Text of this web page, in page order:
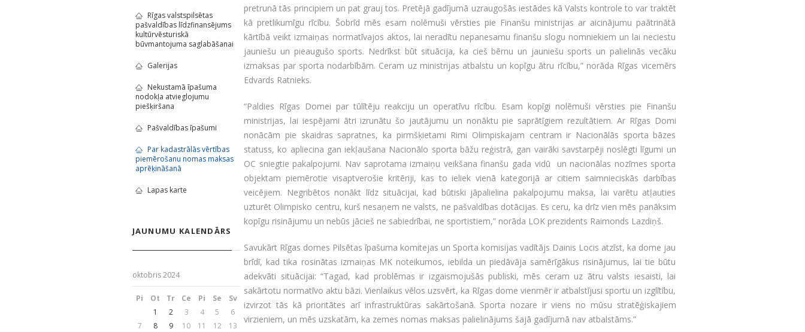
pretrunā tās principiem un pat grauj tos. Pretējā gadījumā uzraugošās iestādes kā Valsts kontrole to var traktēt
kā pretlikumīgu rīcību. Šobrīd mēs esam nolēmuši vērsties pie Finanšu ministrijas ar aicinājumu paātrinātā
kārtībā veikt izmaiņas normatīvajos aktos, lai neradītu nepanesamu finanšu slogu nomniekiem un lai neciestu
jauniešu un pieaugušo sports. Nedrīkst būt situācija, ka cieš bērnu un jauniešu sports un palielinās vecāku
izmaksas par sporta nodarbībām. Ceram uz ministrijas atbalstu un kopīgu ātru rīcību,” norāda Rīgas vicemērs
Edvards Ratnieks.
“Paldies Rīgas Domei par tūlītēju reakciju un operatīvu rīcību. Esam kopīgi nolēmuši vērsties pie Finanšu
ministrijas, lai iespējami ātri izrunātu šo jautājumu un nonāktu pie saprātīgiem rezultātiem. Ar Rīgas Domi
nonācām pie skaidras sapratnes, ka pirmšķietami Rimi Olimpiskajam centram ir Nacionālās sporta bāzes
statuss, ko apliecina gan iekļaušana Nacionālo sporta bāžu reģistrā, gan vairāki savstarpēji noslēgti līgumi un
OC sniegtie pakalpojumi. Nav saprotama izmaiņu veikšana finanšu gada vidū un nacionālas nozīmes sporta
objektam piemērotie visaptverošie kritēriji, kas to ieliek vienā kategorijā ar citiem saimnieciskās darbības
veicējiem. Negribētos nonākt līdz situācijai, kad būtiski jāpalielina pakalpojumu maksa, lai varētu atļauties
uzturēt Olimpisko centru, kurš nesaņem ne valsts, ne pašvaldības dotācijas. Es ceru, ka drīz vien mēs panāksim
kopīgu risinājumu un nebūs jācieš ne sabiedrībai, ne sportistiem,” norāda LOK prezidents Raimonds Lazdiņš.
Savukārt Rīgas domes Pilsētas īpašuma komitejas un Sporta komisijas vadītājs Dainis Locis atzīst, ka dome jau
brīdī, kad tika rosinātas izmaiņas MK noteikumos, iebilda un piedāvāja samērīgākus risinājumus, lai tie būtu
adekvāti situācijai: “Tagad, kad problēmas ir izgaismojušās publiski, mēs ceram uz ātru valsts iesaisti, lai
sakārtotu normatīvo aktu bāzi. Vienlaikus vēlos uzsvērt, ka Rīgas dome vienmēr ir atbalstījusi sportu un izglītību,
izvirzot tās kā prioritātes arī infrastruktūras sakārtošanā. Sporta nozare ir viens no mūsu stratēģiskajiem
virzieniem, un mēs uzskatām, ka zemes nomas maksas palielinājums šajā gadījumā nav atbalstāms.”
Rīgas valstspilsētas
pašvaldības līdzfinansējums
kultūrvēsturiskā
būvmantojuma saglabāšanai
Galerijas
Nekustamā īpašuma
nodokļa atvieglojumu
piešķiršana
Pašvaldības īpašumi
Par kadastrālās vērtības
piemērošanu nomas maksas
aprēķināšanā
Lapas karte
JAUNUMU KALENDĀRS
oktobris 2024
Pi Ot Tr Ce Pi Se
Sv
1
2 3 4 5
6
7
8 9 10 11 12
13